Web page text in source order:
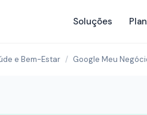
Soluções
e Bem-Estar / Google Meu